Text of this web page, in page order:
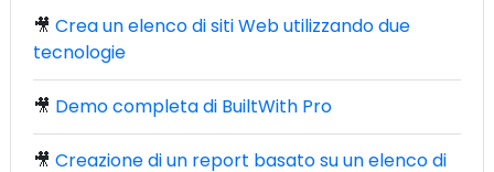
🎥 Crea un elenco di siti Web utilizzando due
tecnologie
🎥 Demo completa di BuiltWith Pro
🎥 Creazione di un report basato su un elenco di